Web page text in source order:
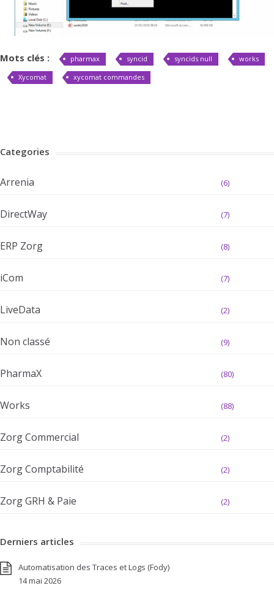
Mots clés : pharmax syncid syncids null
works
Xycomat
xycomat commandes
Categories
Arrenia (6)
DirectWay (7)
ERP Zorg (8)
iCom (7)
LiveData (2)
Non classé (9)
PharmaX (80)
Works (88)
Zorg Commercial (2)
Zorg Comptabilité (2)
Zorg GRH & Paie (2)
Derniers articles
Automatisation des Traces et Logs (Fody)
14 mai 2026